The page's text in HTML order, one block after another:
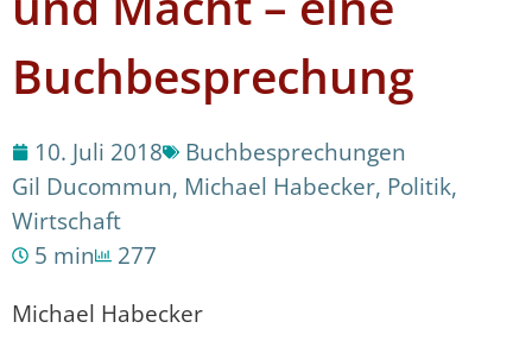
Buchbesprechung
10. Juli 2018
Buchbesprechungen
Gil Ducommun, Michael Habecker, Politik,
Wirtschaft
5 min
277
Michael Habecker